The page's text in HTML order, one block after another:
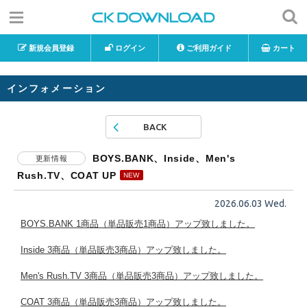
新規会員登録 ログイン ご利用ガイド カート
インフォメーション
BACK
更新情報
BOYS.BANK、Inside、Men's
Rush.TV、COAT UP
2026.06.03 Wed.
BOYS.BANK 1商品（単品販売1商品）アップ致しました。
Inside 3商品（単品販売3商品）アップ致しました。
Men's Rush.TV 3商品（単品販売3商品）アップ致しました。
COAT 3商品（単品販売3商品）アップ致しました。